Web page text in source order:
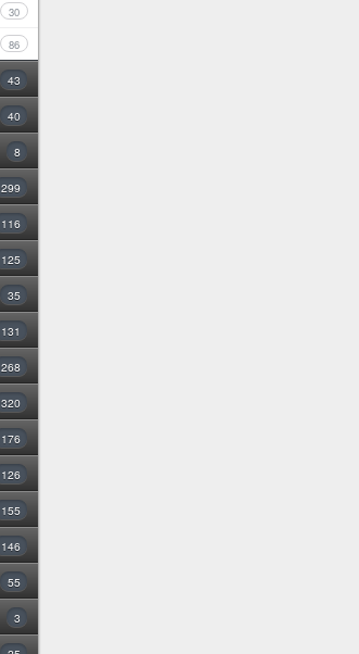
30
86
43
40
8
299
116
125
35
131
268
320
176
126
155
146
55
3